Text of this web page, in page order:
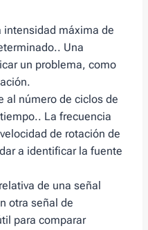
intensidad máxima de
Una
un problema, como
al número de ciclos de
La frecuencia
de rotación de
a identificar la fuente
de una señal
otra señal de
para comparar